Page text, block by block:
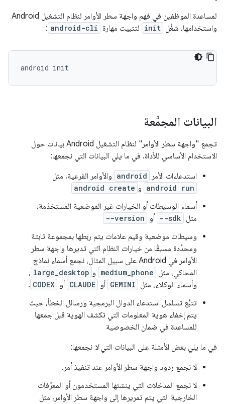
لمساعدة الموظفين في فهم واجهة سطر الأوامر لنظام التشغيل Android
واستخدامها، شغِّل init لتثبيت مهارة android-cli
:
android
البيانات المجمَّعة
تجمع "واجهة سطر الأوامر" لنظام التشغيل Android بيانات حول
الاستخدام الأساسي للأداة. في ما يلي البيانات التي نجمعها:
استدعاءات الأمر
android والأوامر الفرعية، مثل
android run و android create
أسماء الوسيطات أو الخيارات غير الموضعية المستخدَمة،
مثل --sdk أو --version
وسيطات موضعية وقيم علامات يتم ربطها بمجموعة ثابتة
ومحدَّدة مسبقًا من خيارات النظام التي تديرها واجهة سطر
الأوامر في Android على سبيل المثال، نجمع أسماء نماذج
المحاكي، مثل medium_phone و large_desktop ،
وأسماء الوكلاء، مثل GEMINI أو CLAUDE أو CODEX
.
تتبُّع تسلسل استدعاء الدوال البرمجية ورسائل الخطأ، حيث
يتم إخفاء هوية المعلومات التي تكشف الهوية قبل جمعها
للمساعدة في ضمان الخصوصية
في ما يلي بعض الأمثلة على البيانات التيلا نجمعها:
لا نجمع ردود واجهة سطر الأوامر عند تنفيذ أمر.
لا نجمع المدخلات التي ينشئها المستخدمون أو المعرّفات
الخارجية التي يتم تمريرها إلى واجهة سطر الأوامر، مثل